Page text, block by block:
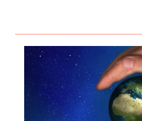
Non merci, je reçois déjà
!